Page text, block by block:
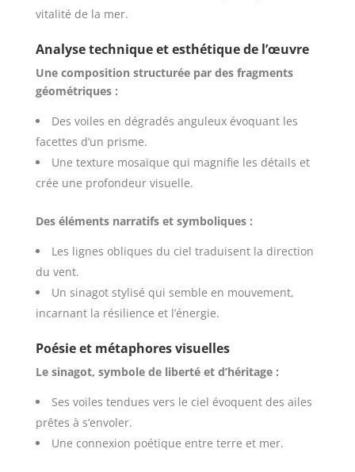
vitalité de la mer.
Analyse technique et esthétique de l’œuvre
Une composition structurée par des fragments
géométriques :
Des voiles en dégradés anguleux évoquant les
facettes d’un prisme.
Une texture mosaïque qui magnifie les détails et
crée une profondeur visuelle.
Des éléments narratifs et symboliques :
Les lignes obliques du ciel traduisent la direction
du vent.
Un sinagot stylisé qui semble en mouvement,
incarnant la résilience et l’énergie.
Poésie et métaphores visuelles
Le sinagot, symbole de liberté et d’héritage :
Ses voiles tendues vers le ciel évoquent des ailes
prêtes à s’envoler.
Une connexion poétique entre terre et mer.